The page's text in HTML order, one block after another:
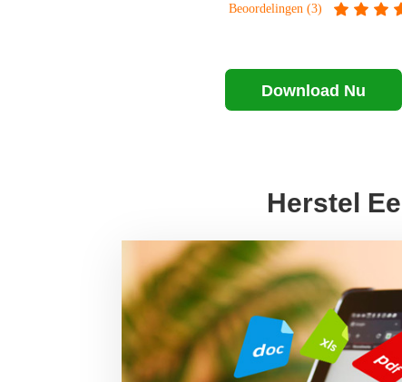
Beoordelingen (3)
Download Nu
Herstel